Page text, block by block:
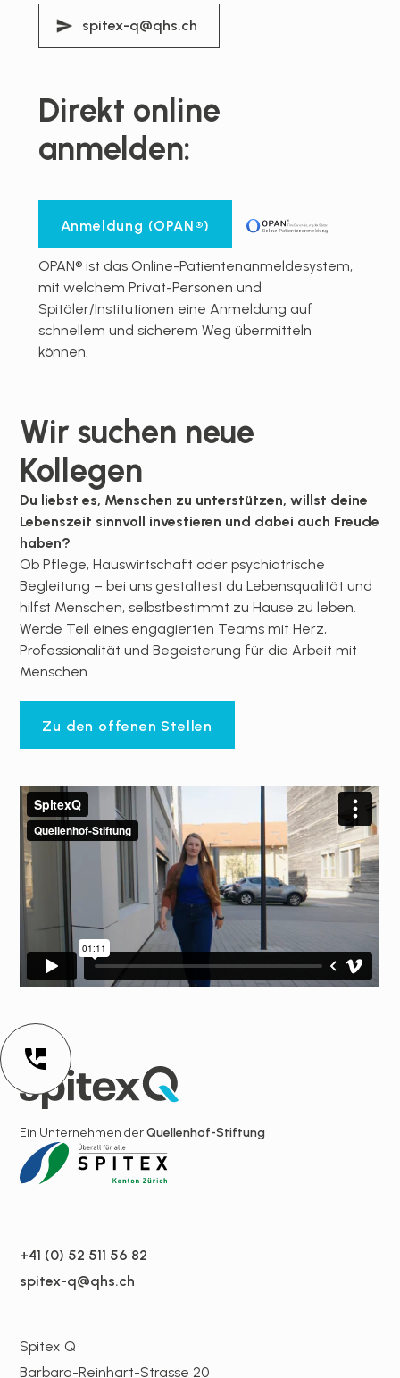
spitex-q@qhs.ch
Direkt online
anmelden:
Anmeldung (OPAN®)
OPAN® ist das Online-Patientenanmeldesystem,
mit welchem Privat-Personen und
Spitäler/Institutionen eine Anmeldung auf
schnellem und sicherem Weg übermitteln
können.
Wir suchen neue
Kollegen
Du liebst es, Menschen zu unterstützen, willst deine
Lebenszeit sinnvoll investieren und dabei auch Freude
haben?
Ob Pflege, Hauswirtschaft oder psychiatrische
Begleitung – bei uns gestaltest du Lebensqualität und
hilfst Menschen, selbstbestimmt zu Hause zu leben.
Werde Teil eines engagierten Teams mit Herz,
Professionalität und Begeisterung für die Arbeit mit
Menschen.
Zu den offenen Stellen
Ein Unternehmen derQuellenhof-Stiftung
+41 (0) 52 511 56 82
spitex-q@qhs.ch
Spitex Q
Barbara-Reinhart-Strasse 20